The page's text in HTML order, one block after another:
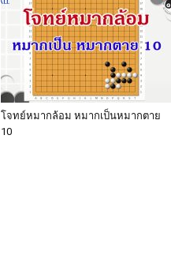
โจทย์หมากล้อม หมากเป็นหมากตาย
10